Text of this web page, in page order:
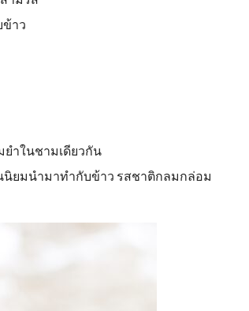
ข้าว
ำในชามเดียวกัน
นิยมนำมาทำกับข้าว รสชาติกลมกล่อม